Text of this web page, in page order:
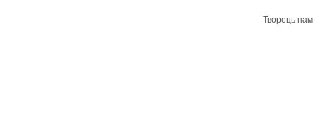
Творець нам